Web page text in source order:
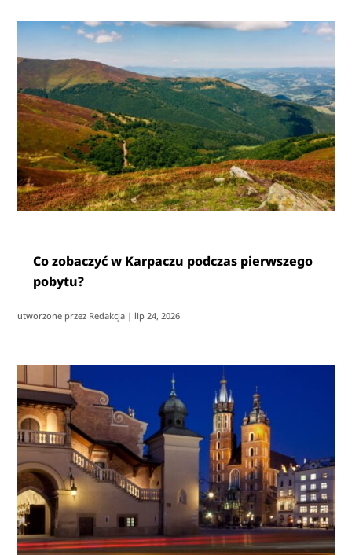
Co zobaczyć w Karpaczu podczas pierwszego
pobytu?
utworzone przez Redakcja | lip 24, 2026